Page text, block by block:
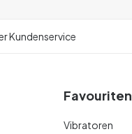
Kundenservice
Favouriten
Vibratoren